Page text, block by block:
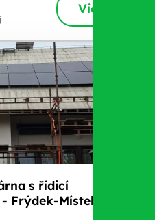
Více
s řídicí
Frýdek-Místek